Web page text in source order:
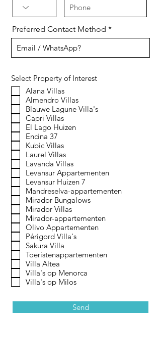
Preferred Contact Method
Select Property of Interest
Alana Villas
Almendro Villas
Blauwe Lagune Villa's
Capri Villas
El Lago Huizen
Encina 37
Kubic Villas
Laurel Villas
Lavanda Villas
Levansur Appartementen
Levansur Huizen 7
Mandreselva-appartementen
Mirador Bungalows
Mirador Villas
Mirador-appartementen
Olivo Appartementen
Périgord Villa's
Sakura Villa
Toeristenappartementen
Villa Altea
Villa's op Menorca
Villa's op Milos
Send